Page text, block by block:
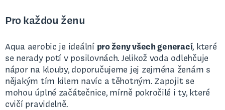
Pro každou ženu
Aqua aerobic je ideální pro ženy všech generací, které
se nerady potí v posilovnách. Jelikož voda odlehčuje
nápor na klouby, doporučujeme jej zejména ženám s
nějakým tím kilem navíc a těhotným. Zapojit se
mohou úplné začátečnice, mírně pokročilé i ty, které
cvičí pravidelně.